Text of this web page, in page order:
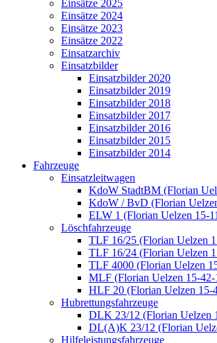
Einsätze 2025
Einsätze 2024
Einsätze 2023
Einsätze 2022
Einsatzarchiv
Einsatzbilder
Einsatzbilder 2020
Einsatzbilder 2019
Einsatzbilder 2018
Einsatzbilder 2017
Einsatzbilder 2016
Einsatzbilder 2015
Einsatzbilder 2014
Fahrzeuge
Einsatzleitwagen
KdoW StadtBM (Florian
KdoW / BvD (Florian
ELW 1 (Florian Uelzen 15-
Löschfahrzeuge
TLF 16/25 (Florian Uelzen
TLF 16/24 (Florian Uelzen
TLF 4000 (Florian Uelzen
MLF (Florian Uelzen 15-42-
HLF 20 (Florian Uelzen 15-
Hubrettungsfahrzeuge
DLK 23/12 (Florian Uelzen
DL(A)K 23/12 (Florian
Hilfeleistungsfahrzeuge